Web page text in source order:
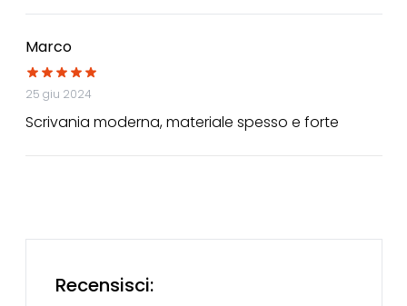
Marco
25 giu 2024
Scrivania moderna, materiale spesso e forte
Recensisci: